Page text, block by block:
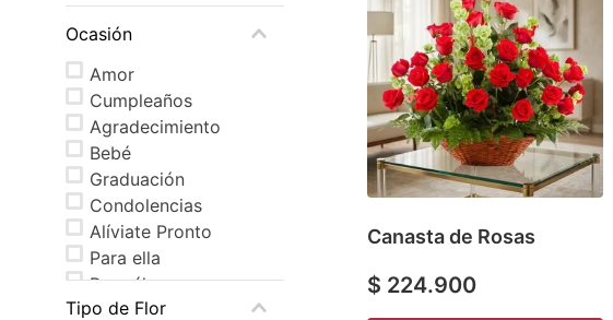
Ocasión
Amor
Cumpleaños
Agradecimiento
Bebé
Graduación
Condolencias
Alíviate Pronto
Para ella
Para él
Tipo de Flor
Canasta de Rosas
$ 224.900